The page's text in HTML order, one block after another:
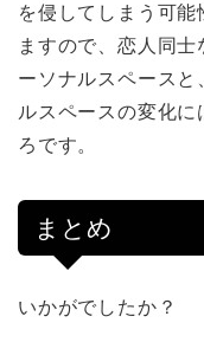
を侵してしまう可能
ますので、恋人同
ーソナルスペース
ルスペースの変化に
ろです。
まとめ
いかがでしたか？